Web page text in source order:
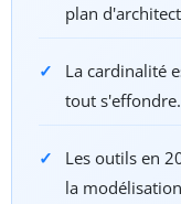
plan
La cardinalité
tout s'effondre.
Les outils en
la